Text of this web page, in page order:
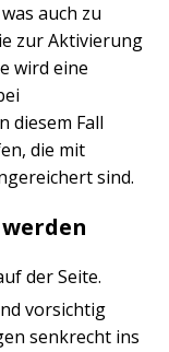
auch zu
zur Aktivierung
wird eine
diesem Fall
die mit
sind.
der Seite.
vorsichtig
senkrecht ins